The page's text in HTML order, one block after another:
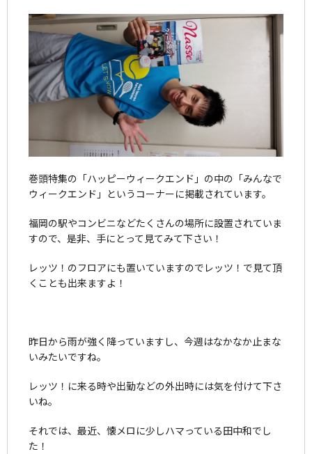
巻頭特集の「ハッピーウィークエンド」の中の「みんなで
ウィークエンド」というコーナーに掲載されています。
福岡の駅やコンビニなどたくさんの場所に設置されていま
すので、是非、手にとって見てみて下さい！
レッツ！のフロアにも置いていますのでレッツ！で見て頂
くことも出来ますよ！
昨日から雨が強く降っていますし、今週はなかなか止まな
いみたいですね。
レッツ！に来る時や出勤などの外出時には気を付けて下さ
いね。
それでは、最近、懐メロに少しハマっている田中和でし
た！